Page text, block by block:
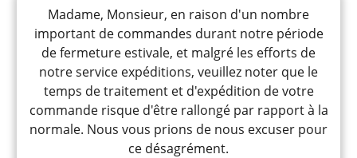
HOREI
BAG
KIRBY
DAISHUGO
"SKATER"
FBC1
Madame, Monsieur, en raison d'un nombre
important de commandes durant notre période
de fermeture estivale, et malgré les efforts de
notre service expéditions, veuillez noter que le
temps de traitement et d'expédition de votre
commande risque d'être rallongé par rapport à la
normale. Nous vous prions de nous excuser pour
ce désagrément.